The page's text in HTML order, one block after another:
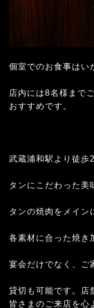
個室でのお食事はい
店内には8名様まで
おすすめです。
武蔵浦和駅より徒歩2
タンにこだわった美
タンの焼肉をメイン
各素材に合った焼き
宴会だけでなく、ご
貸切も可能です。店
皆さまのご来店を心